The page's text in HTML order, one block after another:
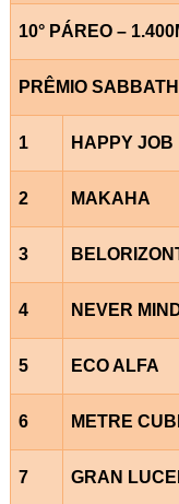
10° PÁREO –
PRÊMIO
1 HAPPY JOB
2 MAKAHA
3
4 NEVER
5 ECO ALFA
6 METRE
7 GRAN